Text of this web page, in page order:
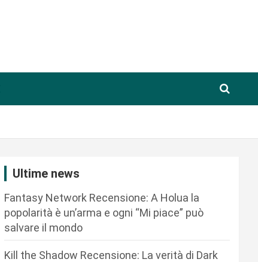
Ultime news
Fantasy Network Recensione: A Holua la
popolarità è un’arma e ogni “Mi piace” può
salvare il mondo
Kill the Shadow Recensione: La verità di Dark